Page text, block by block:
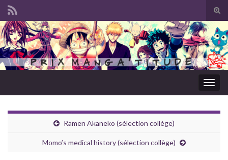
Search for:
Ramen Akaneko (sélection collège)
Momo’s medical history (sélection collège)